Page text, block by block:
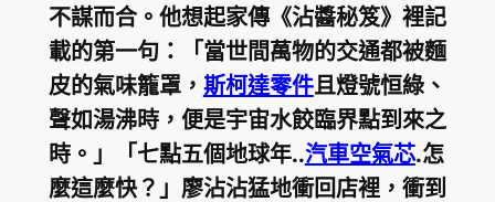
不謀而合。他想起家傳《沾醬秘笈》裡記
載的第一句：「當世間萬物的交通都被麵
皮的氣味籠罩， 斯柯達零件且燈號恒綠、
聲如湯沸時，便是宇宙水餃臨界點到來之
時。」「七點五個地球年..汽車空氣芯.怎
麼這麼快？」廖沾沾猛地衝回店裡，衝到